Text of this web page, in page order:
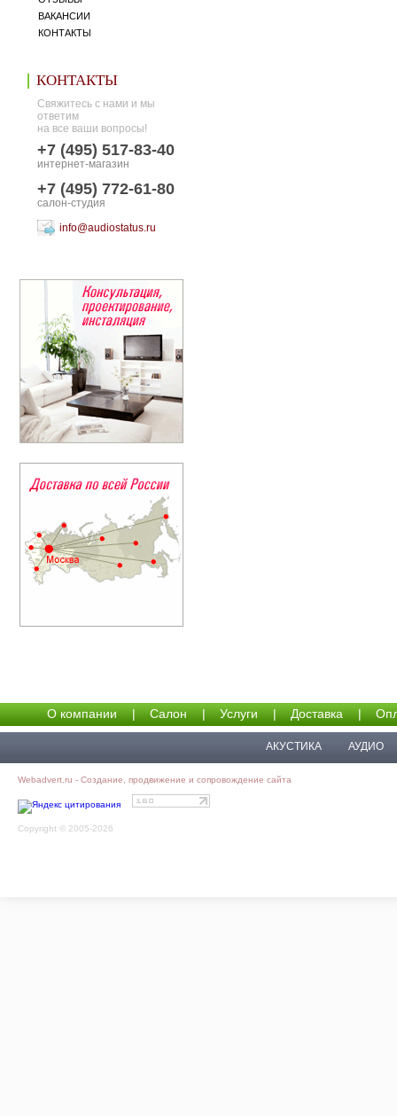
ВАКАНСИИ
КОНТАКТЫ
КОНТАКТЫ
Свяжитесь с нами и мы
ответим
на все ваши вопросы!
+7 (495) 517-83-40
интернет-магазин
+7 (495) 772-61-80
салон-студия
info@audiostatus.ru
О компании | Салон | Услуги | Доставка |
АКУСТИКА АУДИО
Webadvert.ru - Создание, продвижение и сопровождение сайта
Copyright © 2005-2026